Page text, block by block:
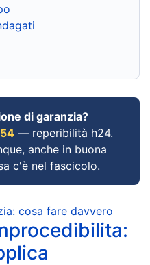
di garanzia?
— reperibilità h24.
anche in buona
c'è nel fascicolo.
cosa fare davvero